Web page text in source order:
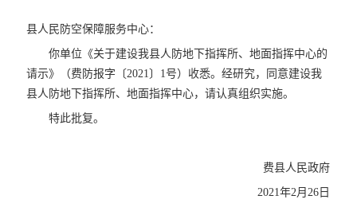
县人民防空保障服务中心：
你单位《关于建设我县人防地下指挥所、地面指挥中心的
请示》（费防报字〔2021〕1号）收悉。经研究，同意建设我
县人防地下指挥所、地面指挥中心，请认真组织实施。
特此批复。
费县人民政府
2021年2月26日